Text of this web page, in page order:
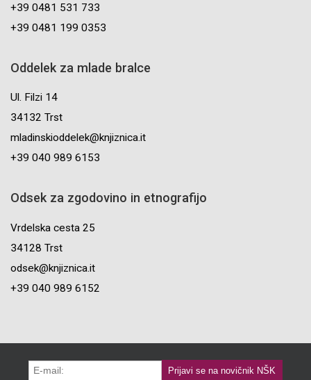
+39 0481 531 733
+39 0481 199 0353
Oddelek za mlade bralce
Ul. Filzi 14
34132 Trst
mladinskioddelek@knjiznica.it
+39 040 989 6153
Odsek za zgodovino in etnografijo
Vrdelska cesta 25
34128 Trst
odsek@knjiznica.it
+39 040 989 6152